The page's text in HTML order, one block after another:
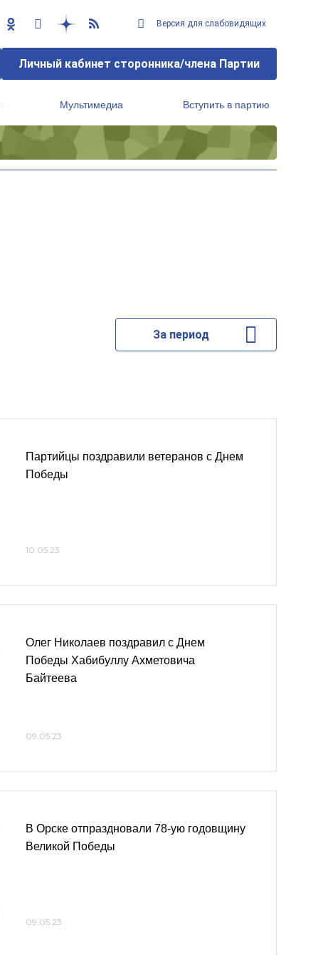
Версия для слабовидящих
Личный кабинет сторонника/члена Партии
Мультимедиа Вступить в партию
За период
Партийцы поздравили ветеранов с Днем
Победы
10.05.23
Олег Николаев поздравил с Днем
Победы Хабибуллу Ахметовича
Байтеева
09.05.23
В Орске отпраздновали 78-ую годовщину
Великой Победы
09.05.23